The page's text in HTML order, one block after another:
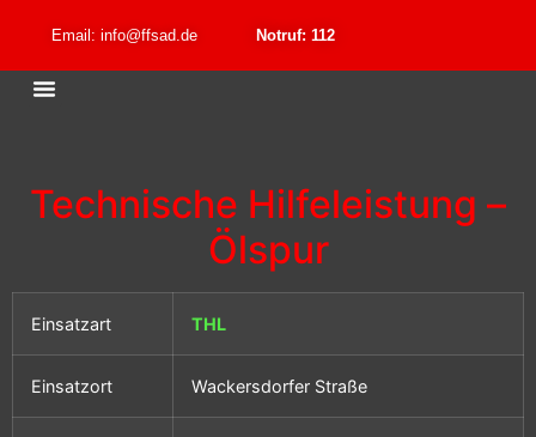
Email: info@ffsad.de Notruf: 112
Technische Hilfeleistung –
Ölspur
Einsatzart THL
Einsatzort Wackersdorfer Straße